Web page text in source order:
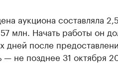
аукциона составляла
млн. Начать работы он
дней после
не позднее 31 октября